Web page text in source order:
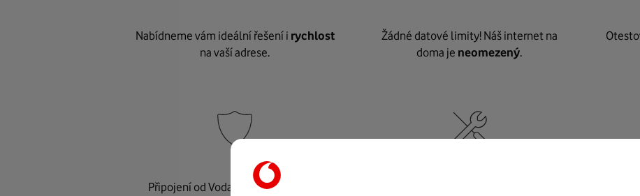
Nabídneme vám ideální řešení i rychlost
na vaší adrese.
Žádné datové limity! Náš internet na
doma je neomezený.
Připojení od Vodafonu jebezpečné